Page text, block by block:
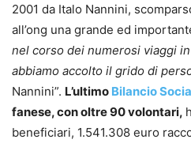
2001 da Italo Nannini,
all’ong una grande ed
nel corso dei numerosi viaggi
abbiamo accolto il grido di
Nannini”. L’ultimo Bilancio
fanese, con oltre 90 volontari,
beneficiari, 1.541.308 euro